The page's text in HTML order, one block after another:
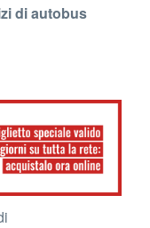
di autobus